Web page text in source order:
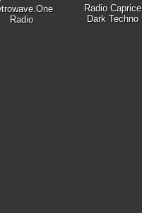
Radio
Radio Caprice
Dark Techno